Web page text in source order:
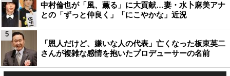
中村倫也が「風、薫る」に大貢献…妻・水卜麻美アナ
との「ずっと仲良く」「にこやかな」近況
「恩人だけど、嫌いな人の代表」亡くなった板東英二
さんが複雑な感情を抱いたプロデューサーの名前
5